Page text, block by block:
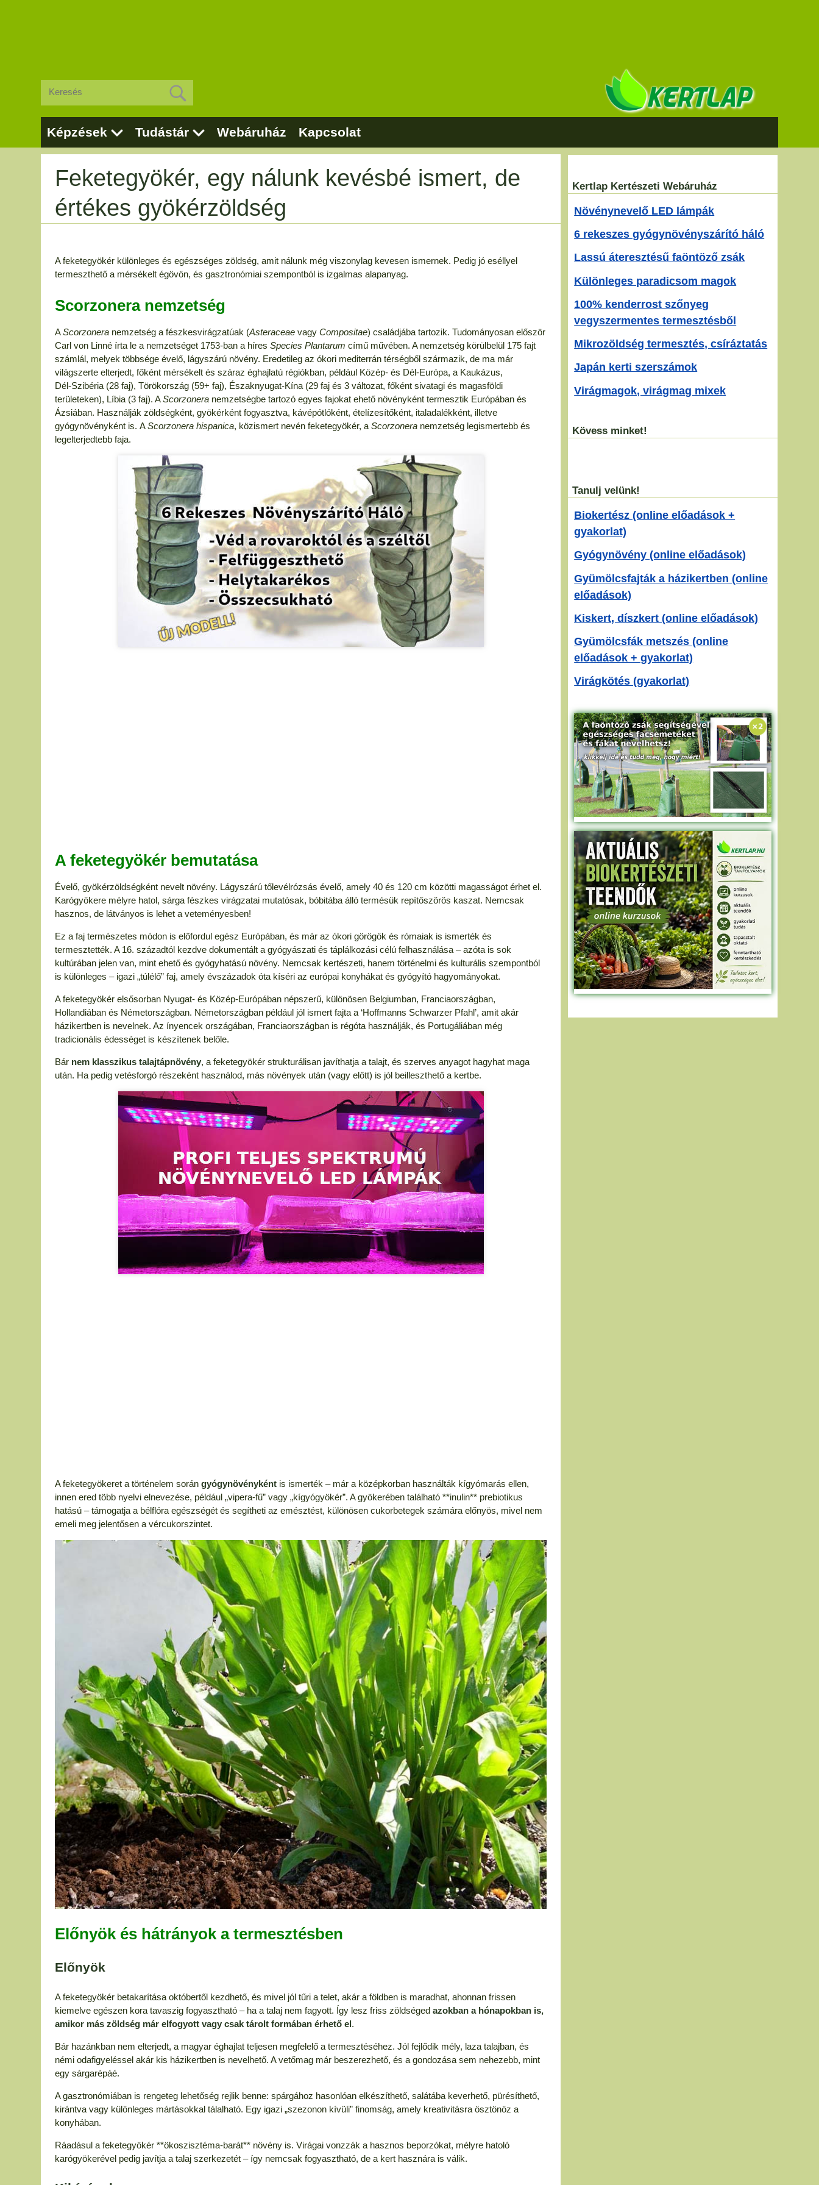
Képzések Tudástár Webáruház Kapcsolat
Feketegyökér, egy nálunk kevésbé ismert, de
értékes gyökérzöldség
A feketegyökér különleges és egészséges zöldség, amit nálunk még viszonylag kevesen ismernek. Pedig jó eséllyel
termeszthető a mérsékelt égövön, és gasztronómiai szempontból is izgalmas alapanyag.
Scorzonera nemzetség
AScorzoneranemzetség a fészkesvirágzatúak (Asteraceaevagy Compositae) családjába tartozik. Tudományosan először
Carl von Linné írta le a nemzetséget 1753-ban a híres Species Plantarum című művében. A nemzetség körülbelül 175 fajt
számlál, melyek többsége évelő, lágyszárú növény. Eredetileg az ókori mediterrán térségből származik, de ma már
világszerte elterjedt, főként mérsékelt és száraz éghajlatú régiókban, például Közép- és Dél-Európa, a Kaukázus,
Dél‑Szibéria (28 faj), Törökország (59+ faj), Északnyugat-Kína (29 faj és 3 változat, főként sivatagi és magasföldi
területeken), Líbia (3 faj). AScorzoneranemzetségbe tartozó egyes fajokat ehető növényként termesztik Európában és
Ázsiában. Használják zöldségként, gyökérként fogyasztva, kávépótlóként, ételízesítőként, italadalékként, illetve
gyógynövényként is. AScorzonera hispanica, közismert nevén feketegyökér, a Scorzoneranemzetség legismertebb és
legelterjedtebb faja.
A feketegyökér bemutatása
Évelő, gyökérzöldségként nevelt növény. Lágyszárú tőlevélrózsás évelő, amely 40 és 120 cm közötti magasságot érhet el.
Karógyökere mélyre hatol, sárga fészkes virágzatai mutatósak, bóbitába álló termésük repítőszörös kaszat. Nemcsak
hasznos, de látványos is lehet a veteményesben!
Ez a faj természetes módon is előfordul egész Európában, és már az ókori görögök és rómaiak is ismerték és
termesztették. A 16. századtól kezdve dokumentált a gyógyászati és táplálkozási célú felhasználása – azóta is sok
kultúrában jelen van, mint ehető és gyógyhatású növény. Nemcsak kertészeti, hanem történelmi és kulturális szempontból
is különleges – igazi „túlélő” faj, amely évszázadok óta kíséri az európai konyhákat és gyógyító hagyományokat.
A feketegyökér elsősorban Nyugat- és Közép-Európában népszerű, különösen Belgiumban, Franciaországban,
Hollandiában és Németországban. Németországban például jól ismert fajta a ‘Hoffmanns Schwarzer Pfahl’, amit akár
házikertben is nevelnek. Az ínyencek országában, Franciaországban is régóta használják, és Portugáliában még
tradicionális édességet is készítenek belőle.
Bár nem klasszikus talajtápnövény, a feketegyökér strukturálisan javíthatja a talajt, és szerves anyagot hagyhat maga
után. Ha pedig vetésforgó részeként használod, más növények után (vagy előtt) is jól beilleszthető a kertbe.
A feketegyökeret a történelem során gyógynövénykéntis ismerték – már a középkorban használták kígyómarás ellen,
innen ered több nyelvi elnevezése, például „vipera-fű” vagy „kígyógyökér”. A gyökerében található **inulin** prebiotikus
hatású – támogatja a bélflóra egészségét és segítheti az emésztést, különösen cukorbetegek számára előnyös, mivel nem
emeli meg jelentősen a vércukorszintet.
Előnyök és hátrányok a termesztésben
Előnyök
A feketegyökér betakarítása októbertől kezdhető, és mivel jól tűri a telet, akár a földben is maradhat, ahonnan frissen
kiemelve egészen kora tavaszig fogyasztható – ha a talaj nem fagyott. Így lesz friss zöldséged azokban a hónapokban is,
amikor más zöldség már elfogyott vagy csak tárolt formában érhető el.
Bár hazánkban nem elterjedt, a magyar éghajlat teljesen megfelelő a termesztéséhez. Jól fejlődik mély, laza talajban, és
némi odafigyeléssel akár kis házikertben is nevelhető. A vetőmag már beszerezhető, és a gondozása sem nehezebb, mint
egy sárgarépáé.
A gasztronómiában is rengeteg lehetőség rejlik benne: spárgához hasonlóan elkészíthető, salátába keverhető, pürésíthető,
kirántva vagy különleges mártásokkal tálalható. Egy igazi „szezonon kívüli” finomság, amely kreativitásra ösztönöz a
konyhában.
Ráadásul a feketegyökér **ökoszisztéma-barát** növény is. Virágai vonzzák a hasznos beporzókat, mélyre hatoló
karógyökerével pedig javítja a talaj szerkezetét – így nemcsak fogyasztható, de a kert hasznára is válik.
Kertlap Kertészeti Webáruház
Növénynevelő LED lámpák
6 rekeszes gyógynövényszárító háló
Lassú áteresztésű faöntöző zsák
Különleges paradicsom magok
100% kenderrost szőnyeg
vegyszermentes termesztésből
Mikrozöldség termesztés, csíráztatás
Japán kerti szerszámok
Virágmagok, virágmag mixek
Kövess minket!
Tanulj velünk!
Biokertész (online előadások +
gyakorlat)
Gyógynövény (online előadások)
Gyümölcsfajták a házikertben (online
előadások)
Kiskert, díszkert (online előadások)
Gyümölcsfák metszés (online
előadások + gyakorlat)
Virágkötés (gyakorlat)